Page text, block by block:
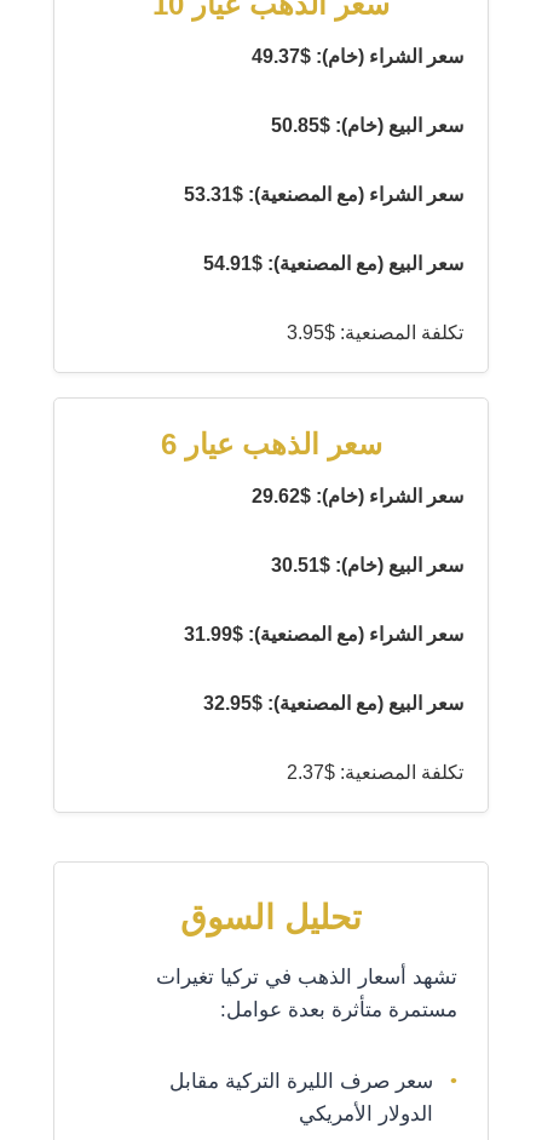
سعر الشراء (خام): $49.37
سعر البيع (خام): $50.85
سعر الشراء (مع المصنعية): $53.31
سعر البيع (مع المصنعية): $54.91
تكلفة المصنعية: $3.95
سعر الذهب عيار 6
سعر الشراء (خام): $29.62
سعر البيع (خام): $30.51
سعر الشراء (مع المصنعية): $31.99
سعر البيع (مع المصنعية): $32.95
تكلفة المصنعية: $2.37
تحليل السوق
تشهد أسعار الذهب في تركيا تغيرات
مستمرة متأثرة بعدة عوامل:
سعر صرف الليرة التركية مقابل
الدولار الأمريكي